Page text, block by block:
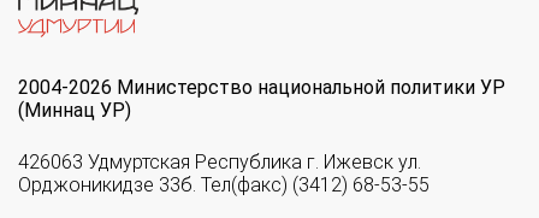
2004-2026 Министерство национальной политики УР
(Миннац УР)
426063 Удмуртская Республика г. Ижевск ул.
Орджоникидзе 33б. Тел(факс) (3412) 68-53-55